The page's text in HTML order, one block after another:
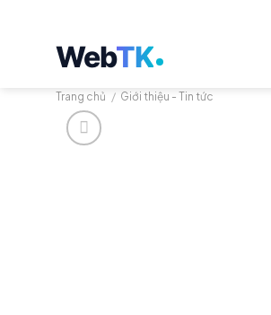
WebTK
Trang chủ / Giới thiệu - Tin tức